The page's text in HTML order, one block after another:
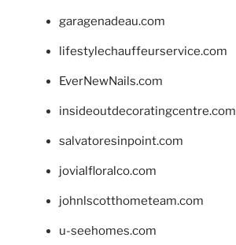
garagenadeau.com
lifestylechauffeurservice.com
EverNewNails.com
insideoutdecoratingcentre.com
salvatoresinpoint.com
jovialfloralco.com
johnlscotthometeam.com
u-seehomes.com